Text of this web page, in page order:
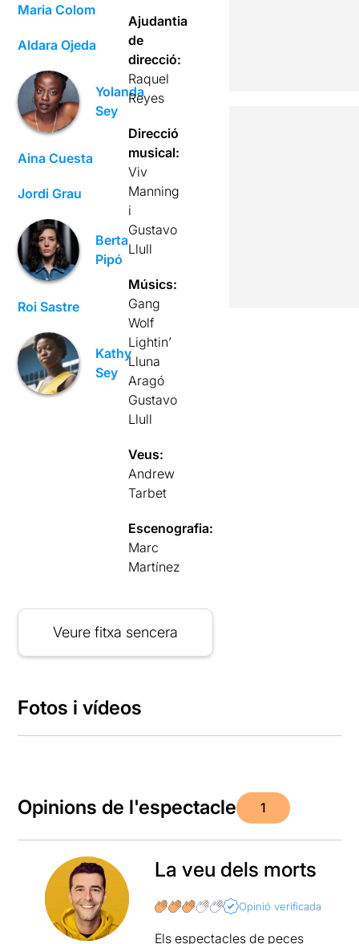
Maria Colom
Aldara Ojeda
Yolanda
Sey
Aina Cuesta
Jordi Grau
Berta
Pipó
Roi Sastre
Kathy
Sey
Ajudantia
de
direcció:
Raquel
Reyes
Direcció
musical:
Viv
Manning
i
Gustavo
Llull
Músics:
Gang
Wolf
Lightin’
Lluna
Aragó
Gustavo
Llull
Veus:
Andrew
Tarbet
Escenografia:
Marc
Martínez
Veure fitxa sencera
Fotos i vídeos
Opinions de l'espectacle 1
La veu dels morts
Opinió verificada
Els espectacles de peces